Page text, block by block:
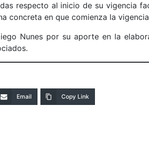
respecto al inicio de su vigencia
concreta en que comienza la
Nunes por su aporte en la
Email Copy Link